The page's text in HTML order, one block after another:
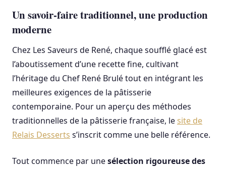
Un savoir-faire traditionnel, une production
moderne
Chez Les Saveurs de René, chaque soufflé glacé est
l’aboutissement d’une recette fine, cultivant
l’héritage du Chef René Brulé tout en intégrant les
meilleures exigences de la pâtisserie
contemporaine. Pour un aperçu des méthodes
traditionnelles de la pâtisserie française, lesite de
Relais Desserts s’inscrit comme une belle référence.
Tout commence par unesélection rigoureuse des